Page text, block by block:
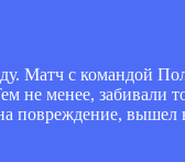
Матч с командой
не менее, забивали
повреждение, вышел